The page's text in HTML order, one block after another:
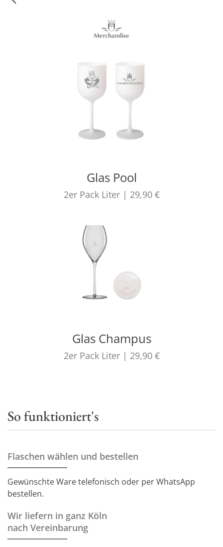
Glas Pool
2er Pack Liter | 29,90 €
Glas Champus
2er Pack Liter | 29,90 €
So funktioniert's
Flaschen wählen und bestellen
Gewünschte Ware telefonisch oder per WhatsApp
bestellen.
Wir liefern in ganz Köln
nach Vereinbarung